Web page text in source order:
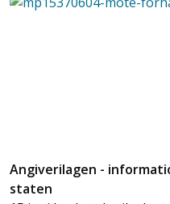
Angiverilagen -
staten